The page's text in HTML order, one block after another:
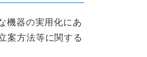
機器の実用化にあ
案方法等に関する